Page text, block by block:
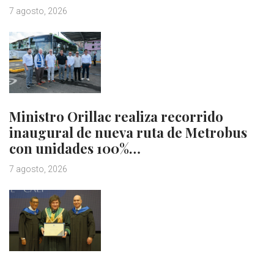
7 agosto, 2026
Ministro Orillac realiza recorrido
inaugural de nueva ruta de Metrobus
con unidades 100%…
7 agosto, 2026